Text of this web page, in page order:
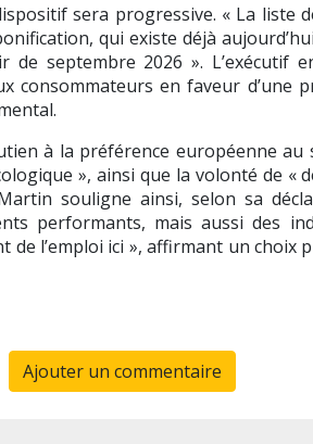
sera progressive. « La liste
qui existe déjà
de septembre 2026 ». L’exécutif
consommateurs en faveur d’une
à la préférence européenne au
», ainsi que la volonté de «
souligne ainsi, selon sa
performants, mais aussi des
l’emploi ici », affirmant un choix
Ajouter un commentaire